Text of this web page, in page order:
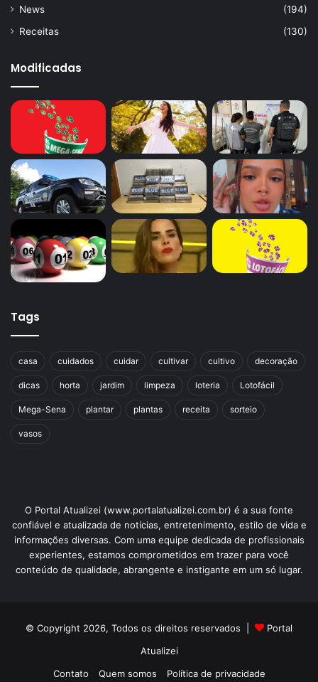
News
(194)
Receitas
(130)
Modificadas
Tags
casa cuidados cuidar cultivar cultivo decoração
dicas horta jardim limpeza loteria Lotofácil
Mega-Sena plantar plantas receita sorteio
vasos
O Portal Atualizei (www.portalatualizei.com.br) é a sua fonte
confiável e atualizada de notícias, entretenimento, estilo de vida e
informações diversas. Com uma equipe dedicada de profissionais
experientes, estamos comprometidos em trazer para você
conteúdo de qualidade, abrangente e instigante em um só lugar.
© Copyright 2026, Todos os direitos reservados |
Portal
Atualizei
Contato
Quem somos Política de privacidade